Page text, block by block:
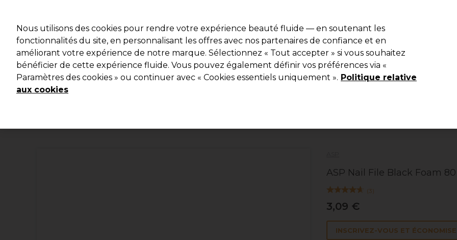
Rechercher
Marques
Bons plans 🌟 Coiffure Electro et Matériel Beauté Equipement de salon Hommes
Livraison le lendemain*
Après expédition, du lundi au vendredi
Livraison Gratuite
ASP Nail File Black Foam 80
(3)
3,09 €
INSCRIVEZ-VOUS ET
Nous utilisons des cookies pour rendre votre expérience beauté fluide — en soutenant les
fonctionnalités du site, en personnalisant les offres avec nos partenaires de confiance et en
améliorant votre expérience de notre marque. Sélectionnez « Tout accepter » si vous souhaitez
bénéficier de cette expérience fluide. Vous pouvez également définir vos préférences via «
Paramètres des cookies » ou continuer avec « Cookies essentiels uniquement ». Politique relative
aux cookies